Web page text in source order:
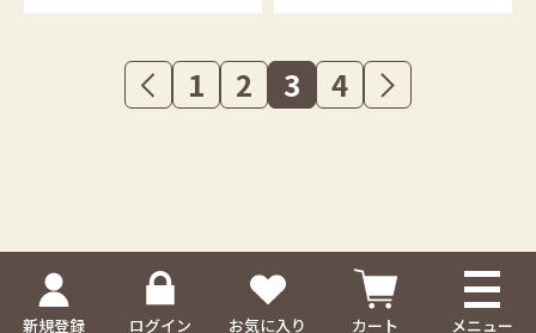
1 2 3 4
新規登録 ログイン お気に入り カート メニュー